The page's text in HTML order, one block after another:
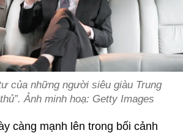
của những người siêu giàu Trung
Ảnh minh hoạ: Getty Images
càng mạnh lên trong bối cảnh